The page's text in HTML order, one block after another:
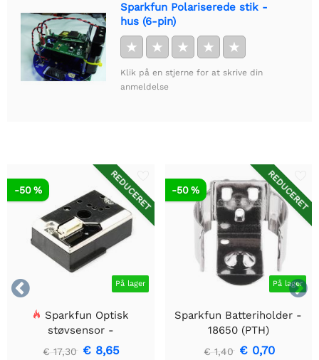
Sparkfun Polariserede stik -
hus (6-pin)
★ ★ ★ ★ ★
Klik på en stjerne for at skrive din
anmeldelse


REDUCERET
På lager
-50 %
Sparkfun Optisk
støvsensor -
GP2Y1010AU0F
€ 17,30 € 8,65
REDUCERET
På lager
-50 %
Sparkfun Batteriholder -
18650 (PTH)
€ 1,40 € 0,70